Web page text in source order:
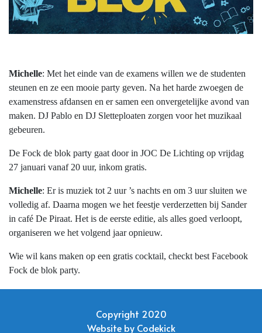
Michelle: Met het einde van de examens willen we de studenten
steunen en ze een mooie party geven. Na het harde zwoegen de
examenstress afdansen en er samen een onvergetelijke avond van
maken. DJ Pablo en DJ Sletteploaten zorgen voor het muzikaal
gebeuren.
De Fock de blok party gaat door in JOC De Lichting op vrijdag
27 januari vanaf 20 uur, inkom gratis.
Michelle: Er is muziek tot 2 uur ’s nachts en om 3 uur sluiten we
volledig af. Daarna mogen we het feestje verderzetten bij Sander
in café De Piraat. Het is de eerste editie, als alles goed verloopt,
organiseren we het volgend jaar opnieuw.
Wie wil kans maken op een gratis cocktail, checkt best Facebook
Fock de blok party.
Copyright 2020
Website by Codekick